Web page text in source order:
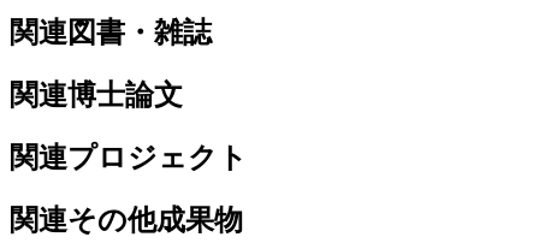
関連図書・雑誌
関連博士論文
関連プロジェクト
関連その他成果物